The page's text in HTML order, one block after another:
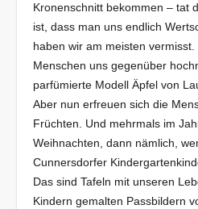
Kronenschnitt bekommen – tat
ist, dass man uns endlich
haben wir am meisten
Menschen uns gegenüber
parfümierte Modell Äpfel von
Aber nun erfreuen sich die
Früchten. Und mehrmals im
Weihnachten, dann nämlich,
Cunnersdorfer
Das sind Tafeln mit unseren
Kindern gemalten Passbildern